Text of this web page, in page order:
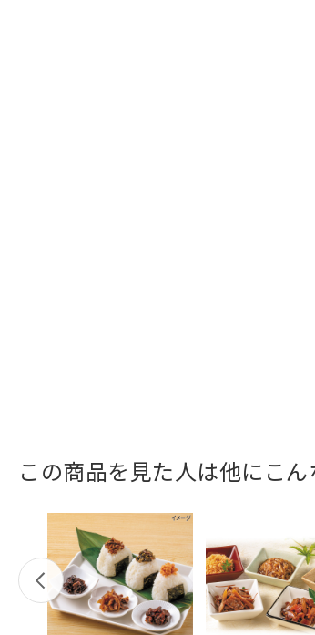
この商品を見た人は他にこん